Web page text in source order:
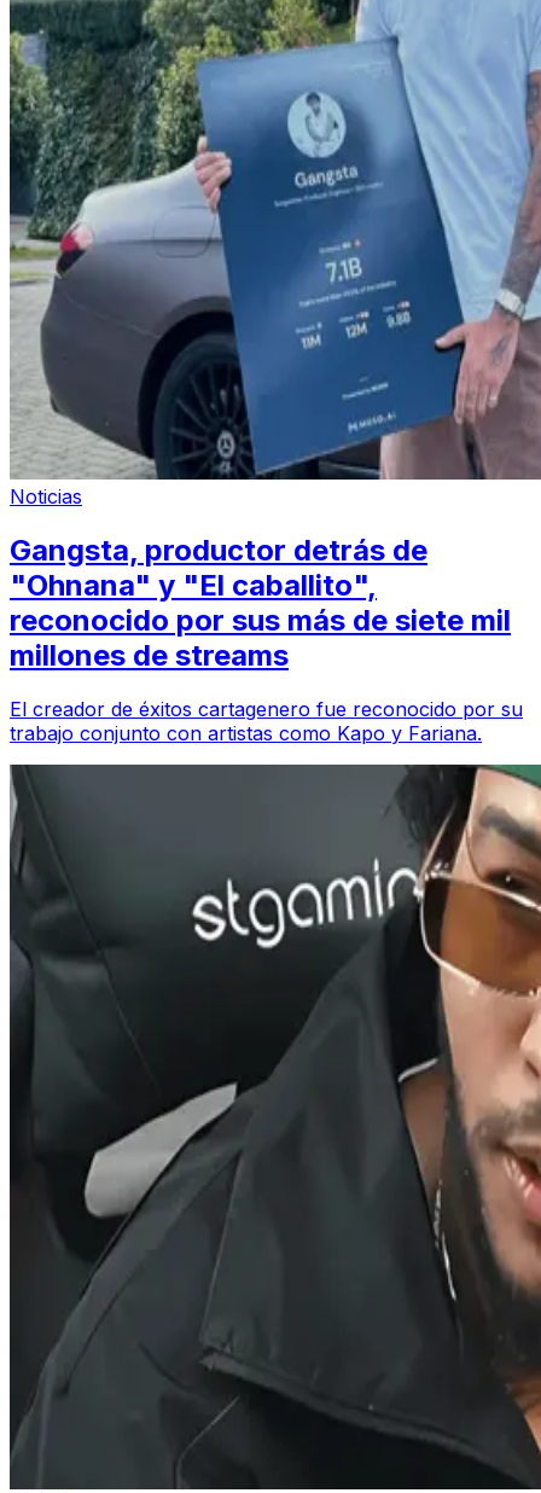
Noticias
Gangsta, productor detrás de
"Ohnana" y "El caballito",
reconocido por sus más de siete mil
millones de streams
El creador de éxitos cartagenero fue reconocido por su
trabajo conjunto con artistas como Kapo y Fariana.